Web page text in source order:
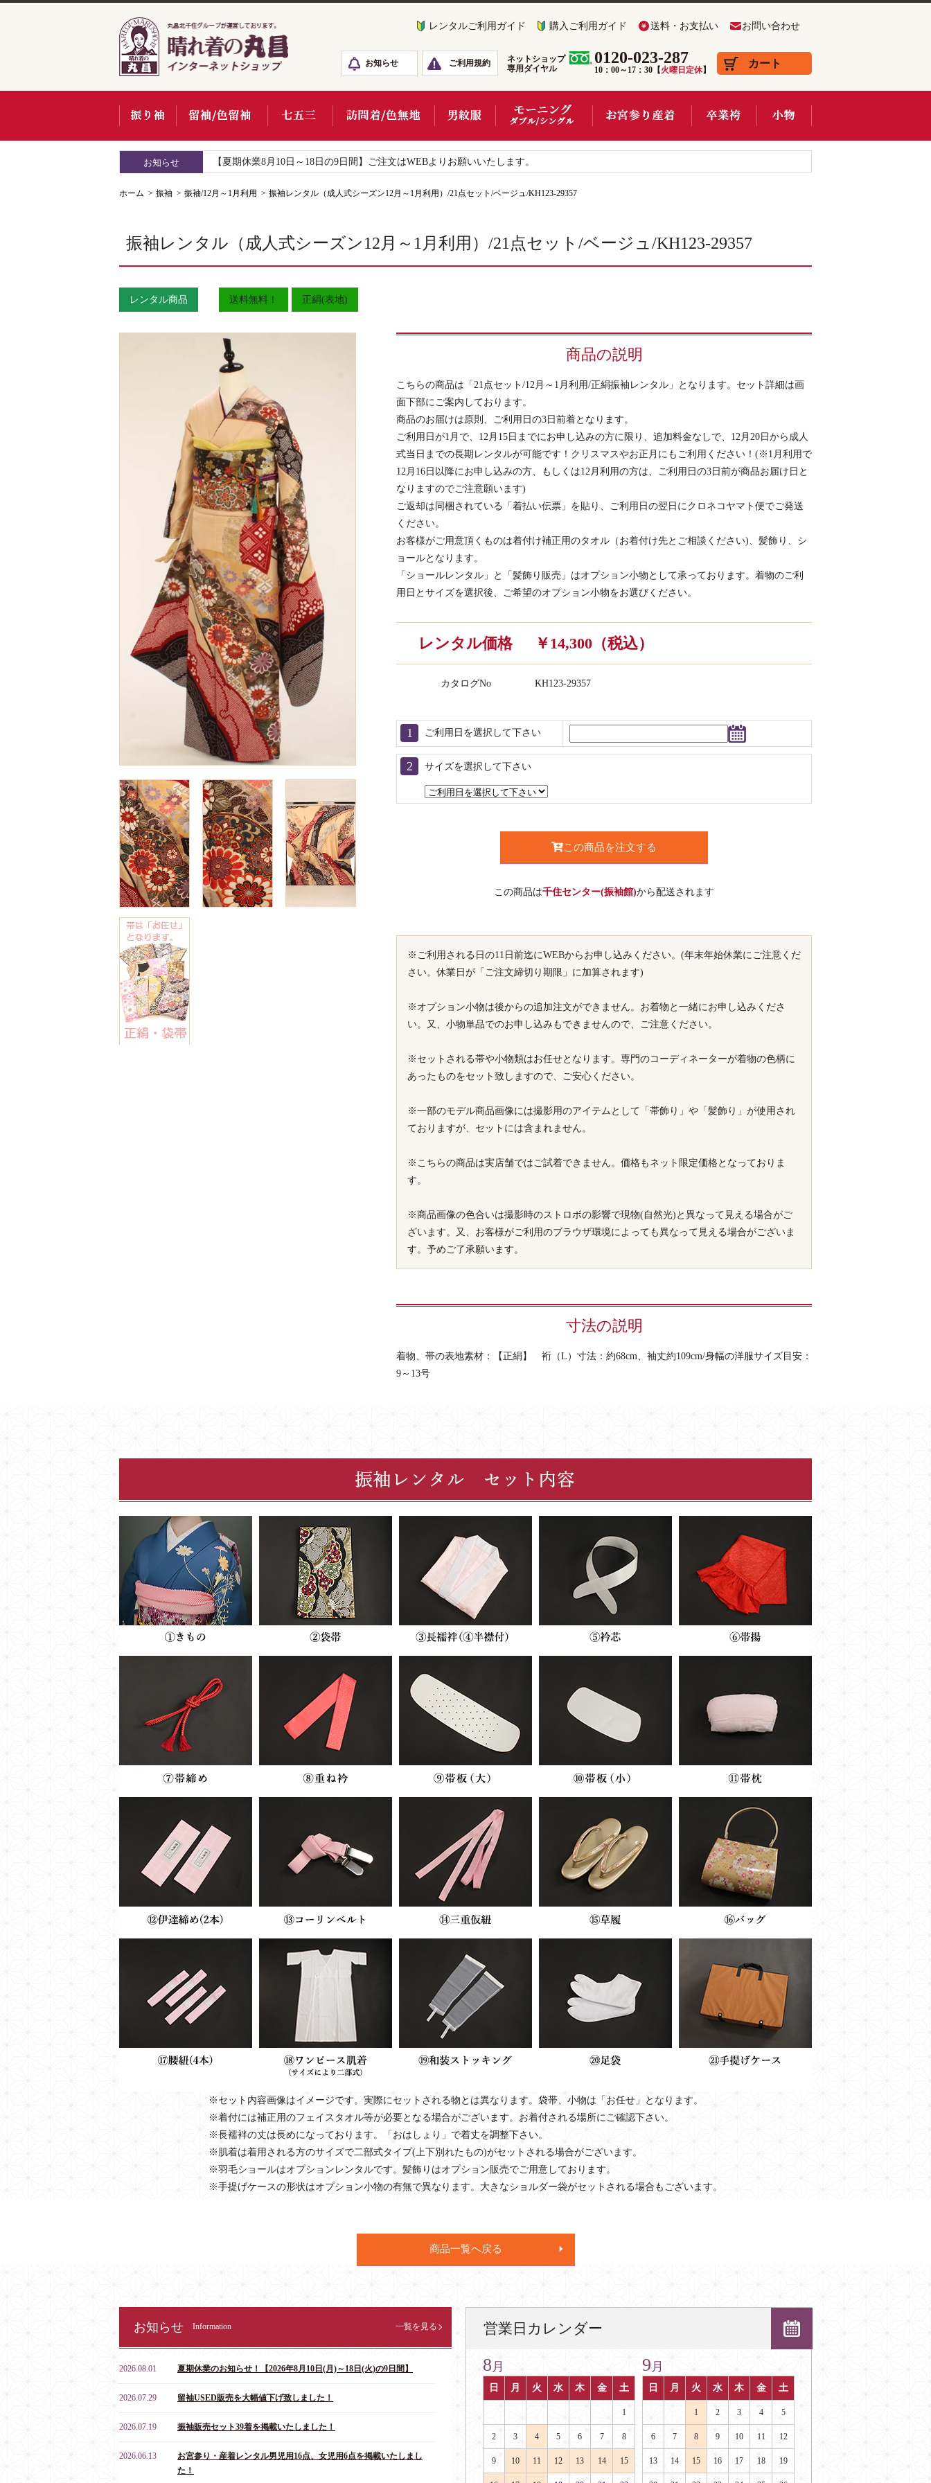
レンタルご利用ガイド 購入ご利用ガイド 送料・お支払い お問い合わせ
お知らせ ご利用規約
ネットショップ
専用ダイヤル
0120-023-287
10：00～17：30【火曜日定休】
カート
お知らせ 【夏期休業8月10日～18日の9日間】ご注文はWEBよりお願いいたします。
ホーム 振袖 振袖/12月～1月利用 振袖レンタル（成人式シーズン12月～1月利用）/21点セット/ベージュ/KH123-29357
振袖レンタル（成人式シーズン12月～1月利用）/21点セット/ベージュ/KH123-29357
レンタル商品 送料無料！ 正絹(表地)
商品の説明
こちらの商品は「21点セット/12月～1月利用/正絹振袖レンタル」となります。セット詳細は画
面下部にご案内しております。
商品のお届けは原則、ご利用日の3日前着となります。
ご利用日が1月で、12月15日までにお申し込みの方に限り、追加料金なしで、12月20日から成人
式当日までの長期レンタルが可能です！クリスマスやお正月にもご利用ください！(※1月利用で
12月16日以降にお申し込みの方、もしくは12月利用の方は、ご利用日の3日前が商品お届け日と
なりますのでご注意願います)
ご返却は同梱されている「着払い伝票」を貼り、ご利用日の翌日にクロネコヤマト便でご発送
ください。
お客様がご用意頂くものは着付け補正用のタオル（お着付け先とご相談ください)、髪飾り、シ
ョールとなります。
「ショールレンタル」と「髪飾り販売」はオプション小物として承っております。着物のご利
用日とサイズを選択後、ご希望のオプション小物をお選びください。
レンタル価格 ￥14,300（税込）
カタログNo KH123-29357
ご利用日を選択して下さい
サイズを選択して下さい
この商品を注文する
この商品は千住センター(振袖館)から配送されます
※ご利用される日の11日前迄にWEBからお申し込みください。(年末年始休業にご注意くだ
さい。休業日が「ご注文締切り期限」に加算されます)
※オプション小物は後からの追加注文ができません。お着物と一緒にお申し込みくださ
い。又、小物単品でのお申し込みもできませんので、ご注意ください。
※セットされる帯や小物類はお任せとなります。専門のコーディネーターが着物の色柄に
あったものをセット致しますので、ご安心ください。
※一部のモデル商品画像には撮影用のアイテムとして「帯飾り」や「髪飾り」が使用され
ておりますが、セットには含まれません。
※こちらの商品は実店舗ではご試着できません。価格もネット限定価格となっておりま
す。
※商品画像の色合いは撮影時のストロボの影響で現物(自然光)と異なって見える場合がご
ざいます。又、お客様がご利用のブラウザ環境によっても異なって見える場合がございま
す。予めご了承願います。
寸法の説明
着物、帯の表地素材：【正絹】 裄（L）寸法：約68cm、袖丈約109cm/身幅の洋服サイズ目安：
9～13号
※セット内容画像はイメージです。実際にセットされる物とは異なります。袋帯、小物は「お任せ」となります。
※着付には補正用のフェイスタオル等が必要となる場合がございます。お着付される場所にご確認下さい。
※長襦袢の丈は長めになっております。「おはしょり」で着丈を調整下さい。
※肌着は着用される方のサイズで二部式タイプ(上下別れたもの)がセットされる場合がございます。
※羽毛ショールはオプションレンタルです。髪飾りはオプション販売でご用意しております。
※手提げケースの形状はオプション小物の有無で異なります。大きなショルダー袋がセットされる場合もございます。
商品一覧へ戻る
営業日カレンダー
8 月
日 月 火 水 木 金 土
1
2 3 4 5 6 7 8
9 10 11 12 13 14 15
9 月
日 月 火 水 木 金 土
1 2 3 4 5
6 7 8 9 10 11 12
13 14 15 16 17 18 19
お知らせ Information 一覧を見る
2026.08.01 夏期休業のお知らせ！【2026年8月10日(月)～18日(火)の9日間】
2026.07.29 留袖USED販売を大幅値下げ致しました！
2026.07.19 振袖販売セット39着を掲載いたしました！
2026.06.13
お宮参り・産着レンタル男児用16点、女児用6点を掲載いたしまし
た！